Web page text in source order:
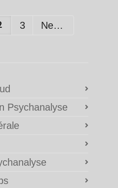
3 Next
Psychanalyse